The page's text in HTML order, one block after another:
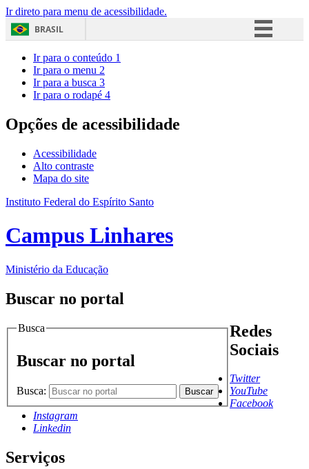
Ir direto para menu de acessibilidade.
BRASIL
Acesso à informação
Ir para o conteúdo 1
Ir para o menu 2
Ir para a busca 3
Ir para o rodapé 4
Opções de acessibilidade
Acessibilidade
Alto contraste
Mapa do site
Instituto Federal do Espírito Santo
Campus Linhares
Ministério da Educação
Buscar no portal
Busca
Buscar no portal
Busca: Buscar
Redes
Sociais
Twitter
YouTube
Facebook
Instagram
Linkedin
Serviços